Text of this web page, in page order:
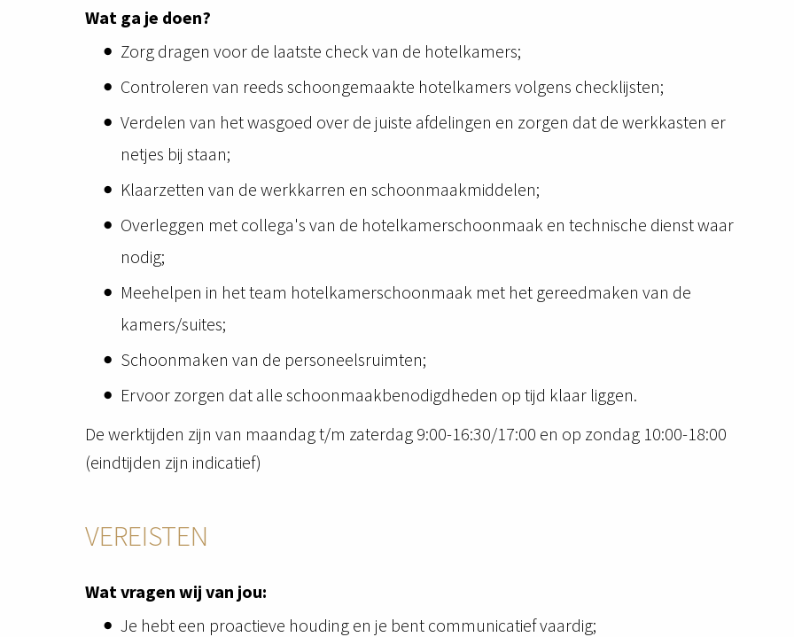
Wat ga je doen?
Zorg dragen voor de laatste check van de hotelkamers;
Controleren van reeds schoongemaakte hotelkamers volgens checklijsten;
Verdelen van het wasgoed over de juiste afdelingen en zorgen dat de werkkasten er
netjes bij staan;
Klaarzetten van de werkkarren en schoonmaakmiddelen;
Overleggen met collega's van de hotelkamerschoonmaak en technische dienst waar
nodig;
Meehelpen in het team hotelkamerschoonmaak met het gereedmaken van de
kamers/suites;
Schoonmaken van de personeelsruimten;
Ervoor zorgen dat alle schoonmaakbenodigdheden op tijd klaar liggen.
De werktijden zijn van maandag t/m zaterdag 9:00-16:30/17:00 en op zondag 10:00-18:00
(eindtijden zijn indicatief)
VEREISTEN
Wat vragen wij van jou:
Je hebt een proactieve houding en je bent communicatief vaardig;